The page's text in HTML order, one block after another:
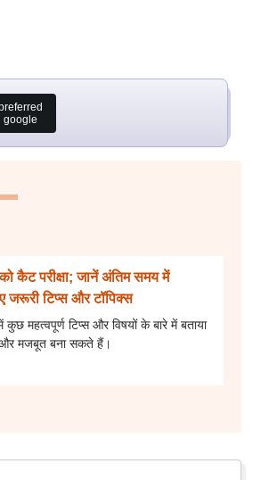
google
कैट परीक्षा; जानें अंतिम समय में
टिप्स और टॉपिक्स
महत्वपूर्ण टिप्स और विषयों के बारे में बताया
और मजबूत बना सकते हैं।